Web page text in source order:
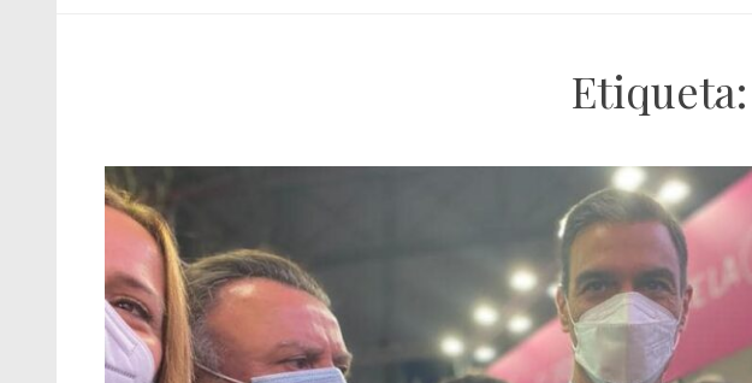
Etiqueta: